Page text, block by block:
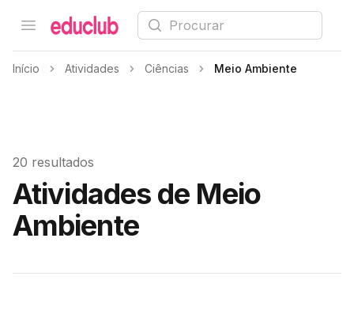
Open menu
Educlub Procurar
Início Atividades Ciências Meio Ambiente
20 resultados
Atividades de Meio
Ambiente